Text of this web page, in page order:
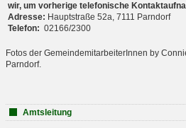
wir, um vorherige telefonische
Adresse: Hauptstraße 52a, 7111 Parndorf
Telefon: 02166/2300
Fotos der GemeindemitarbeiterInnen by
Parndorf.
Amtsleitung